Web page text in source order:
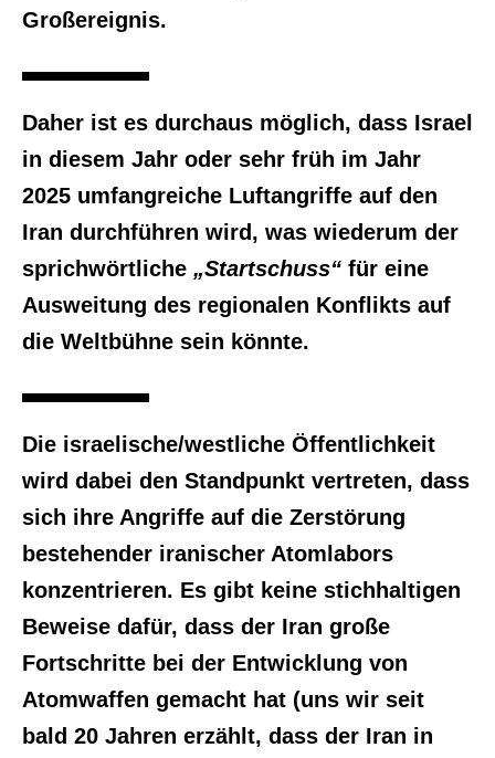
Großereignis.
Daher ist es durchaus möglich, dass Israel
in diesem Jahr oder sehr früh im Jahr
2025 umfangreiche Luftangriffe auf den
Iran durchführen wird, was wiederum der
sprichwörtliche „Startschuss“ für eine
Ausweitung des regionalen Konflikts auf
die Weltbühne sein könnte.
Die israelische/westliche Öffentlichkeit
wird dabei den Standpunkt vertreten, dass
sich ihre Angriffe auf die Zerstörung
bestehender iranischer Atomlabors
konzentrieren. Es gibt keine stichhaltigen
Beweise dafür, dass der Iran große
Fortschritte bei der Entwicklung von
Atomwaffen gemacht hat (uns wir seit
bald 20 Jahren erzählt, dass der Iran in